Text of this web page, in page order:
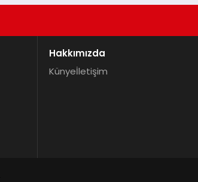
Hakkımızda
Künyeİletişim